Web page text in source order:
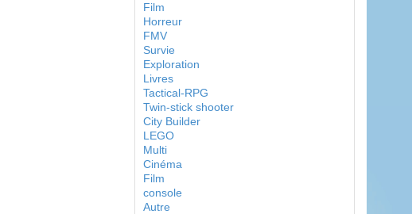
Film
Horreur
FMV
Survie
Exploration
Livres
Tactical-RPG
Twin-stick shooter
City Builder
LEGO
Multi
Cinéma
Film
console
Autre